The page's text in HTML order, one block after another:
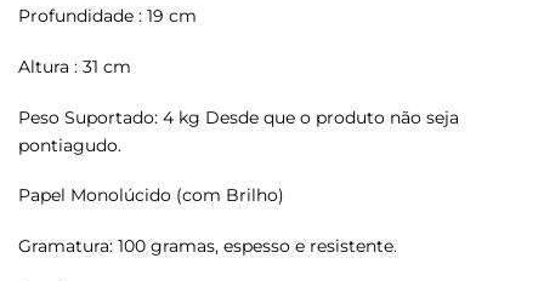
Profundidade : 19 cm
Altura : 31 cm
Peso Suportado: 4 kg Desde que o produto não seja
pontiagudo.
Papel Monolúcido (com Brilho)
Gramatura: 100 gramas, espesso e resistente.